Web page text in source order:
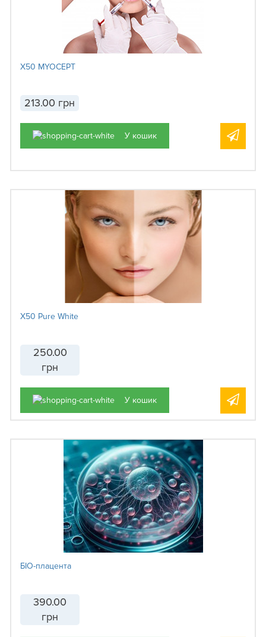
X50 MYOCEPT
213.00 грн
У кошик
X50 Pure White
250.00
грн
У кошик
БІО-плацента
390.00
грн